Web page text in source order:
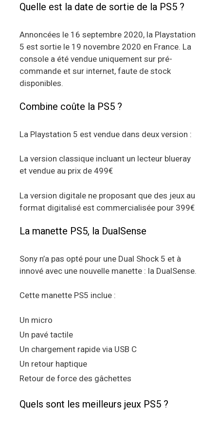
Quelle est la date de sortie de la PS5 ?
Annoncées le 16 septembre 2020, la Playstation
5 est sortie le 19 novembre 2020 en France. La
console a été vendue uniquement sur pré-
commande et sur internet, faute de stock
disponibles.
Combine coûte la PS5 ?
La Playstation 5 est vendue dans deux version :
La version classique incluant un lecteur blueray
et vendue au prix de 499€
La version digitale ne proposant que des jeux au
format digitalisé est commercialisée pour 399€
La manette PS5, la DualSense
Sony n’a pas opté pour une Dual Shock 5 et à
innové avec une nouvelle manette : la DualSense.
Cette manette PS5 inclue :
Un micro
Un pavé tactile
Un chargement rapide via USB C
Un retour haptique
Retour de force des gâchettes
Quels sont les meilleurs jeux PS5 ?